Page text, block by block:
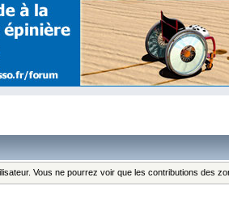
Vous ne pourrez voir que les contributions des